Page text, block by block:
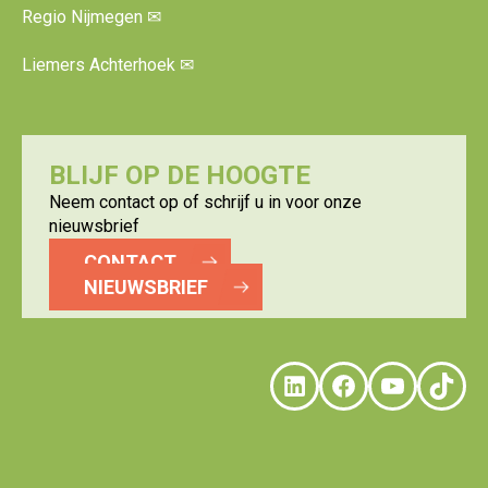
Regio Nijmegen ✉
Liemers Achterhoek ✉
BLIJF OP DE HOOGTE
Neem contact op of schrijf u in voor onze
nieuwsbrief
CONTACT
NIEUWSBRIEF
LinkedIn
Facebook